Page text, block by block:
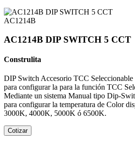
AC1214B
AC1214B DIP SWITCH 5 CCT
Construlita
DIP Switch Accesorio TCC
para configurar la para la función TCC
Mediante un sistema Manual tipo Dip-
para configurar la temperatura de Color
3000K, 4000K, 5000K ó 6500K.
Cotizar